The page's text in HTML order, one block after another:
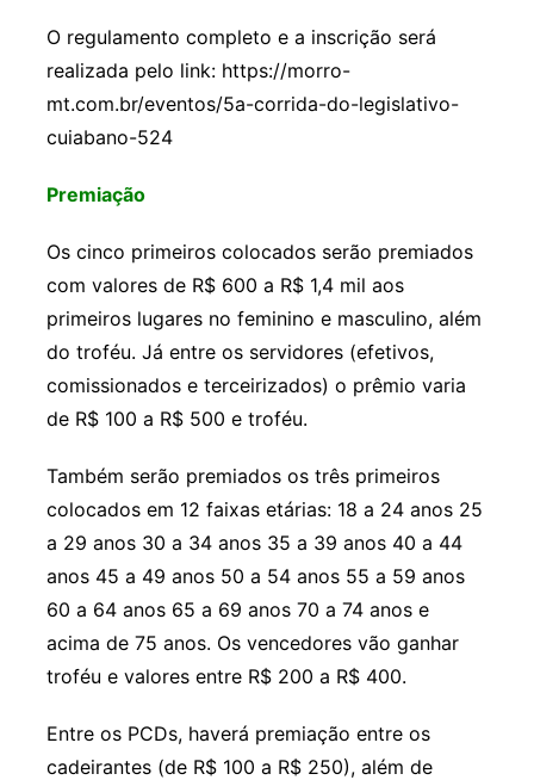
O regulamento completo e a inscrição será
realizada pelo link: https://morro-
mt.com.br/eventos/5a-corrida-do-legislativo-
cuiabano-524
Premiação
Os cinco primeiros colocados serão premiados
com valores de R$ 600 a R$ 1,4 mil aos
primeiros lugares no feminino e masculino, além
do troféu. Já entre os servidores (efetivos,
comissionados e terceirizados) o prêmio varia
de R$ 100 a R$ 500 e troféu.
Também serão premiados os três primeiros
colocados em 12 faixas etárias: 18 a 24 anos 25
a 29 anos 30 a 34 anos 35 a 39 anos 40 a 44
anos 45 a 49 anos 50 a 54 anos 55 a 59 anos
60 a 64 anos 65 a 69 anos 70 a 74 anos e
acima de 75 anos. Os vencedores vão ganhar
troféu e valores entre R$ 200 a R$ 400.
Entre os PCDs, haverá premiação entre os
cadeirantes (de R$ 100 a R$ 250), além de